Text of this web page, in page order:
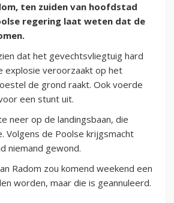
ten zuiden van hoofdstad
regering laat weten dat de
dat het gevechtsvliegtuig hard
explosie veroorzaakt op het
de grond raakt. Ook voerde
een stunt uit.
neer op de landingsbaan, die
Volgens de Poolse krijgsmacht
niemand gewond.
Radom zou komend weekend een
worden, maar die is geannuleerd.